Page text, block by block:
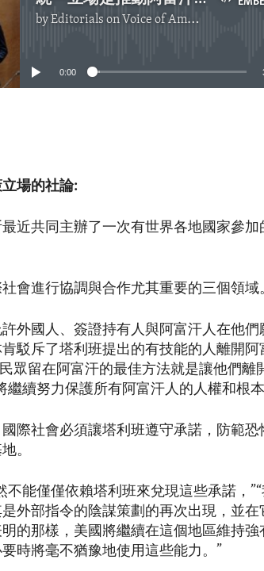
byEditorials on Voice of America
source currently available
0:00
場的社論:
近共同主辦了一次有世界各地國家參加
會進行協調與合作尤其重要的三個領域
外國人、簽證持有人與阿富汗人在他們
駁斥了塔利班提出的有技能的人離開阿
眾留在阿富汗的最佳方法就是讓他們離
續努力保護所有阿富汗人的人權和根本
際社會必須讓塔利班遵守承諾，防範恐
。
不能僅僅依賴塔利班來兌現這些承諾，
外部指令的陰謀策劃的再次出現，並在
的那樣，美國將繼續在這個地區維持強
時將毫不猶豫地使用這些能力。”